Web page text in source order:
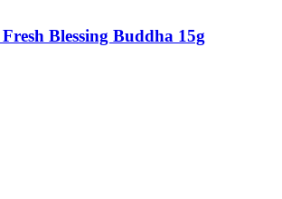
Blessing Buddha 15g